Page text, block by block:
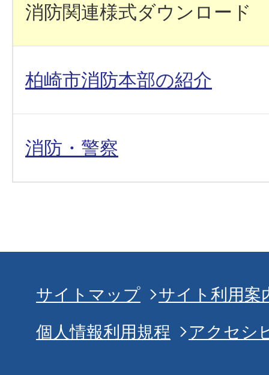
消防関連様式ダウンロード
柏崎市消防本部の紹介
消防・警察
サイトマップ
サイト利用案
個人情報利用規程
アクセシ